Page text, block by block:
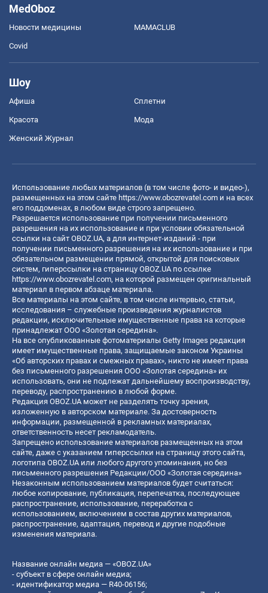
MedOboz
Новости медицины MAMACLUB
Covid
Шоу
Афиша Сплетни
Красота Мода
Женский Журнал
Использование любых материалов (в том числе фото- и видео-),
размещенных на этом сайте https://www.obozrevatel.com и на всех
его поддоменах, в любом виде строго запрещено.
Разрешается использование при получении письменного
разрешения на их использование и при условии обязательной
ссылки на сайт OBOZ.UA, а для интернет-изданий - при
получении письменного разрешения на их использование и при
обязательном размещении прямой, открытой для поисковых
систем, гиперссылки на страницу OBOZ.UA по ссылке
https://www.obozrevatel.com, на которой размещен оригинальный
материал в первом абзаце материала.
Все материалы на этом сайте, в том числе интервью, статьи,
исследования – служебные произведения журналистов
редакции, исключительные имущественные права на которые
принадлежат ООО «Золотая середина».
На все опубликованные фотоматериалы Getty Images редакция
имеет имущественные права, защищаемые законом Украины
«Об авторских правах и смежных правах», никто не имеет права
без письменного разрешения ООО «Золотая середина» их
использовать, они не подлежат дальнейшему воспроизводству,
переводу, распространению в любой форме.
Редакция OBOZ.UA может не разделять точку зрения,
изложенную в авторском материале. За достоверность
информации, размещенной в рекламных материалах,
ответственность несет рекламодатель.
Запрещено использование материалов размещенных на этом
сайте, даже с указанием гиперссылки на страницу этого сайта,
логотипа OBOZ.UA или любого другого упоминания, но без
письменного разрешения Редакции/ООО «Золотая середина»
Незаконным использованием материалов будет считаться:
любое копирование, публикация, перепечатка, последующее
распространение, использование, переработка с
использованием, включением в состав других материалов,
распространение, адаптация, перевод и другие подобные
изменения материала.
Название онлайн медиа — «OBOZ.UA»
- субъект в сфере онлайн медиа;
- идентификатор медиа — R40-06156;